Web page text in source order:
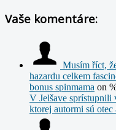
Vaše komentáre:
Musím říct,
hazardu celkem
bonus spinmama on
V Jelšave sprístupnili
ktorej autormi sú